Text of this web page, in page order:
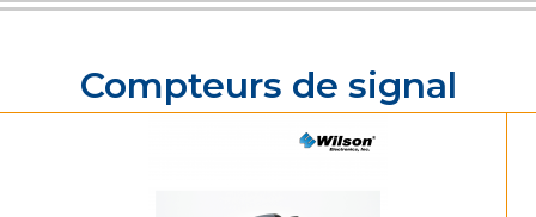
Compteurs de signal